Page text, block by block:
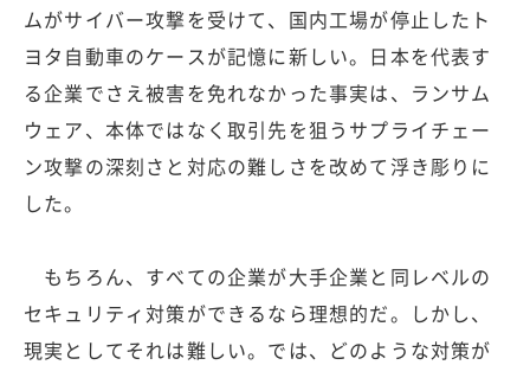
ムがサイバー攻撃を受けて、国内工場が停止したト
ヨタ自動車のケースが記憶に新しい。日本を代表す
る企業でさえ被害を免れなかった事実は、ランサム
ウェア、本体ではなく取引先を狙うサプライチェー
ン攻撃の深刻さと対応の難しさを改めて浮き彫りに
した。
もちろん、すべての企業が大手企業と同レベルの
セキュリティ対策ができるなら理想的だ。しかし、
現実としてそれは難しい。では、どのような対策が